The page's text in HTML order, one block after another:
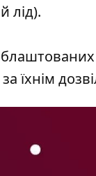
лід).
їхнім